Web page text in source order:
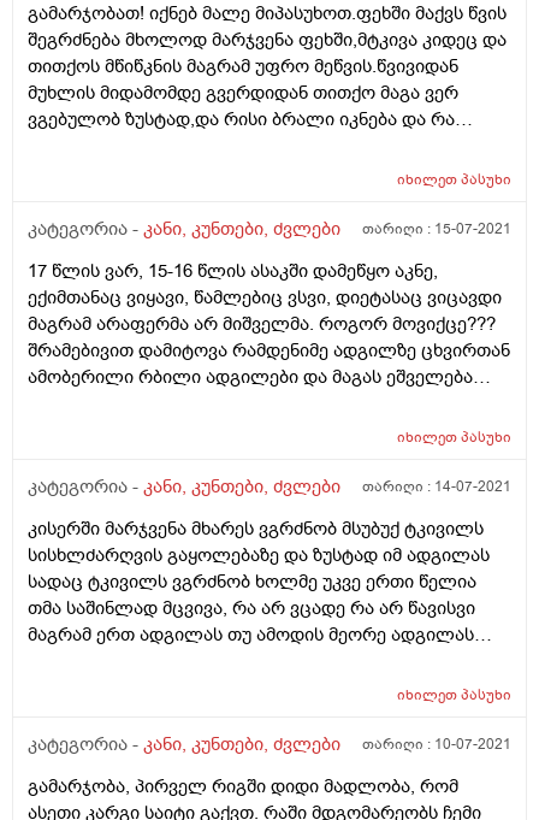
ამ ამბიდან მისული ვიყავი ექიმთან ავერსში და
მალამო გამომიწერა რომელსაც საერთოდ არანაირი
შედეგი არ ქონდა იქნებ მირჩიოთ რა გავაკეთო
გამარჯობათ! იქნებ მალე მიპასუხოთ.ფეხში მაქვს წვის
შეგრძნება მხოლოდ მარჯვენა ფეხში,მტკივა კიდეც და
თითქოს მწიწკნის მაგრამ უფრო მეწვის.წვივიდან
მუხლის მიდამომდე გვერდიდან თითქო მაგა ვერ
ვგებულობ ზუსტად,და რისი ბრალი იკნება და რა
იხილეთპასუხი
კატეგორია - კანი, კუნთები, ძვლები თარიღი : 15-07-2021
17 წლის ვარ, 15-16 წლის ასაკში დამეწყო აკნე,
ექიმთანაც ვიყავი, წამლებიც ვსვი, დიეტასაც ვიცავდი
მაგრამ არაფერმა არ მიშველმა. როგორ მოვიქცე???
შრამებივით დამიტოვა რამდენიმე ადგილზე ცხვირთან
ამობერილი რბილი ადგილები და მაგას ეშველება
იხილეთპასუხი
კატეგორია - კანი, კუნთები, ძვლები თარიღი : 14-07-2021
კისერში მარჯვენა მხარეს ვგრძნობ მსუბუქ ტკივილს
სისხლძარღვის გაყოლებაზე და ზუსტად იმ ადგილას
სადაც ტკივილს ვგრძნობ ხოლმე უკვე ერთი წელია
თმა საშინლად მცვივა, რა არ ვცადე რა არ წავისვი
მაგრამ ერთ ადგილას თუ ამოდის მეორე ადგილას
შეიძლება ჩავიტარო (ფარისებრი ჯირკვალი
მკურნალობის პროცესში ვარ)
იხილეთპასუხი
კატეგორია - კანი, კუნთები, ძვლები თარიღი : 10-07-2021
გამარჯობა, პირველ რიგში დიდი მადლობა, რომ
ასეთი კარგი საიტი გაქვთ. რაში მდგომარეობს ჩემი